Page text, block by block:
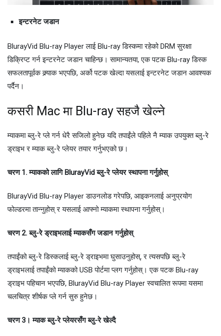
इन्टरनेट जडान
BlurayVid Blu-ray Player लाई Blu-ray डिस्कमा रहेको DRM सुरक्षा
डिक्रिप्ट गर्न इन्टरनेट जडान चाहिन्छ। सामान्यतया, एक पटक Blu-ray डिस्क
सफलतापूर्वक क्र्याक भएपछि, अर्को पटक खेल्दा यसलाई इन्टरनेट जडान आवश्यक
पर्दैन।
कसरी Mac मा Blu-ray सहजै खेल्ने
म्याकमा ब्लु-रे प्ले गर्न धेरै सजिलो हुनेछ यदि तपाईंले पहिले नै म्याक उपयुक्त ब्लु-रे
ड्राइभ र म्याक ब्लु-रे प्लेयर तयार गर्नुभएको छ।
चरण 1. म्याकको लागि BlurayVid ब्लु-रे प्लेयर स्थापना गर्नुहोस्
BlurayVid Blu-ray Player डाउनलोड गरेपछि, आइकनलाई अनुप्रयोग
फोल्डरमा तान्नुहोस् र यसलाई आफ्नो म्याकमा स्थापना गर्नुहोस्।
चरण 2. ब्लु-रे ड्राइभलाई म्याकसँग जडान गर्नुहोस्
तपाईंको ब्लु-रे डिस्कलाई ब्लु-रे ड्राइभमा घुसाउनुहोस्, र त्यसपछि ब्लु-रे
ड्राइभलाई तपाईंको म्याकको USB पोर्टमा प्लग गर्नुहोस्। एक पटक Blu-ray
ड्राइभ पहिचान भएपछि, BlurayVid Blu-ray Player स्वचालित रूपमा यसमा
चलचित्र शीर्षक प्ले गर्न सुरु हुनेछ।
चरण 3। म्याक ब्लु-रे प्लेयरसँग ब्लु-रे खेल्दै